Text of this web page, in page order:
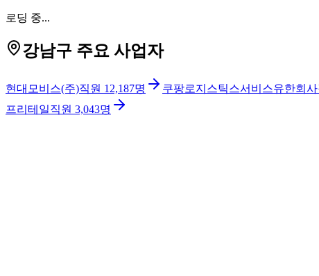
로딩 중...
강남구 주요 사업자
현대모비스(주)직원 12,187명 쿠팡로지스틱스서비스유한회사
프리테일직원 3,043명